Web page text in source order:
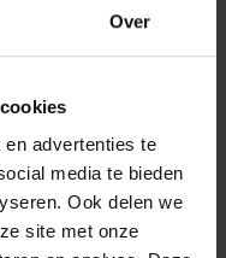
Over
advertenties te
media te bieden
Ook delen we
site met onze
zitten